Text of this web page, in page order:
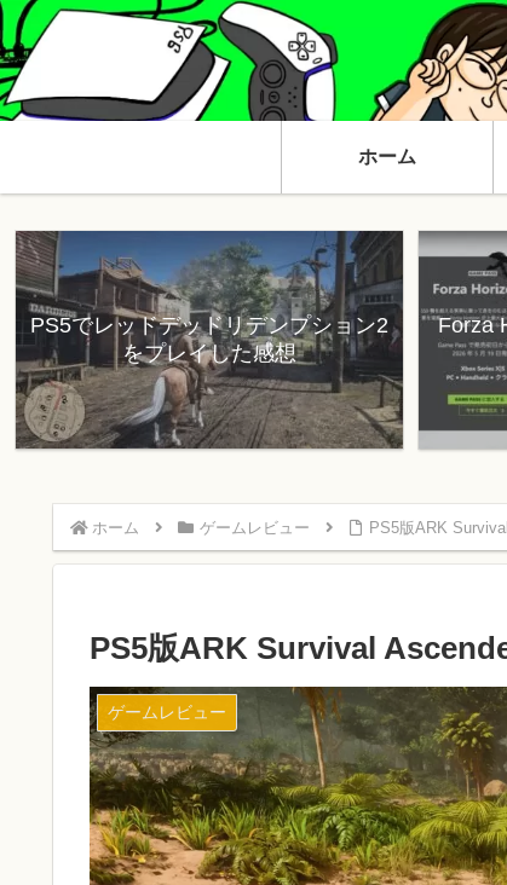
ホーム
PS5でレッドデッドリデンプション2
をプレイした感想
Forza
ホーム ゲームレビュー PS5版ARK
PS5版ARK Survival
ゲームレビュー